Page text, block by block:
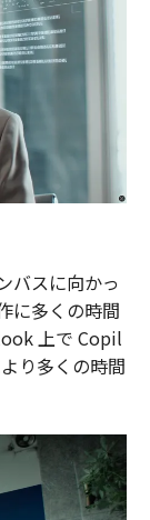
バスに向かっ
に多くの時間
上で Copil
り多くの時間